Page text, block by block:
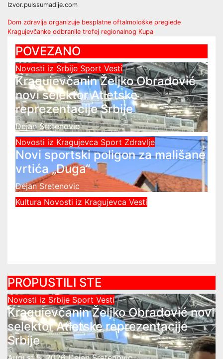
Izvor.pulssumadije.com
Post
navigation
Dom zdravlja organizuje besplatne oftalmološke preglede
Kragujevčanke odbranile trofej regionalnog Kupa
POVEZANO
Novosti iz Srbije Sport Vesti
Kragujevčanin Željko Obradović
novi selektor Atletske
reprezentacije Srbije
Dejan Sretenovic
Novosti iz Kragujevca Sport Zdravlje
Novi sportski poligon za mališane
vrtića „Duga“
Dejan Sretenovic
Kultura Novosti iz Kragujevca Vesti
PROPUSTILI STE
Novosti iz Srbije Sport Vesti
Kragujevčanin Željko Obradović novi
selektor Atletske reprezentacije
Srbije